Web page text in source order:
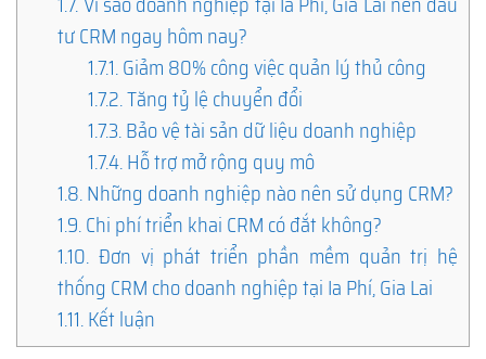
tư CRM ngay hôm nay?
1.7.1.Giảm 80% công việc quản lý thủ công
1.7.2.Tăng tỷ lệ chuyển đổi
1.7.3.Bảo vệ tài sản dữ liệu doanh nghiệp
1.7.4.Hỗ trợ mở rộng quy mô
1.8.Những doanh nghiệp nào nên sử dụng CRM?
1.9.Chi phí triển khai CRM có đắt không?
1.10. Đơn vị phát triển phần mềm quản trị hệ
thống CRM cho doanh nghiệp tại Ia Phí, Gia Lai
1.11.Kết luận